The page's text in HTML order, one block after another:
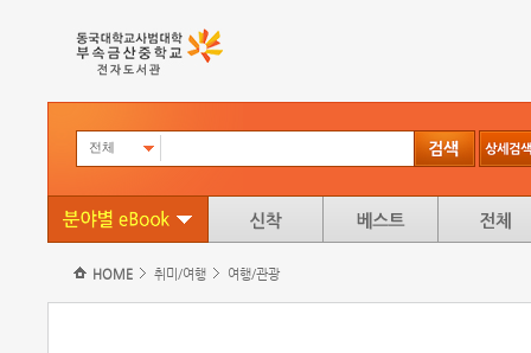
전체
HOME 취미/여행 여행/관광